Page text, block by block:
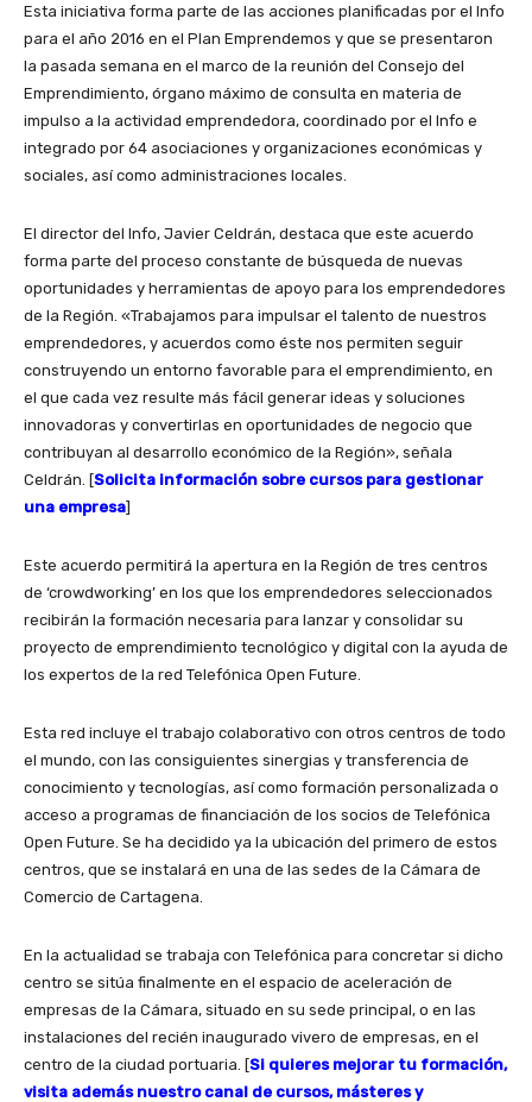
Esta iniciativa forma parte de las acciones planificadas por el Info
para el año 2016 en el Plan Emprendemos y que se presentaron
la pasada semana en el marco de la reunión del Consejo del
Emprendimiento, órgano máximo de consulta en materia de
impulso a la actividad emprendedora, coordinado por el Info e
integrado por 64 asociaciones y organizaciones económicas y
sociales, así como administraciones locales.
El director del Info, Javier Celdrán, destaca que este acuerdo
forma parte del proceso constante de búsqueda de nuevas
oportunidades y herramientas de apoyo para los emprendedores
de la Región. «Trabajamos para impulsar el talento de nuestros
emprendedores, y acuerdos como éste nos permiten seguir
construyendo un entorno favorable para el emprendimiento, en
el que cada vez resulte más fácil generar ideas y soluciones
innovadoras y convertirlas en oportunidades de negocio que
contribuyan al desarrollo económico de la Región», señala
Celdrán. [Solicita información sobre cursos para gestionar
una empresa]
Este acuerdo permitirá la apertura en la Región de tres centros
de ‘crowdworking’ en los que los emprendedores seleccionados
recibirán la formación necesaria para lanzar y consolidar su
proyecto de emprendimiento tecnológico y digital con la ayuda de
los expertos de la red Telefónica Open Future.
Esta red incluye el trabajo colaborativo con otros centros de todo
el mundo, con las consiguientes sinergias y transferencia de
conocimiento y tecnologías, así como formación personalizada o
acceso a programas de financiación de los socios de Telefónica
Open Future. Se ha decidido ya la ubicación del primero de estos
centros, que se instalará en una de las sedes de la Cámara de
Comercio de Cartagena.
En la actualidad se trabaja con Telefónica para concretar si dicho
centro se sitúa finalmente en el espacio de aceleración de
empresas de la Cámara, situado en su sede principal, o en las
instalaciones del recién inaugurado vivero de empresas, en el
centro de la ciudad portuaria. [Si quieres mejorar tu formación,
visita además nuestro canal de cursos, másteres y